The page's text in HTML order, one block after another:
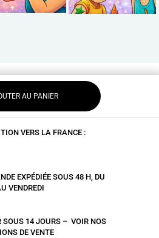
AU PANIER
VERS LA FRANCE :
EXPÉDIÉE SOUS 48 H, DU
VENDREDI
SOUS 14 JOURS – VOIR NOS
DE VENTE